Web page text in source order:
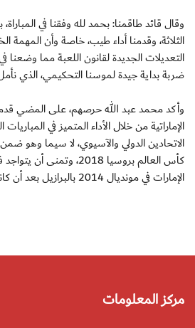
وقال قائد طاقمنا: بحمد لله وفقنا في
الثلاثة، وقدمنا أداء طيب، خاصة وأن المهمة
التعديلات الجديدة لقانون اللعبة مما
ضربة بداية جيدة لموسنا التحكيمي، الذي
وأكد محمد عبد الله حرصهم، على المضي
الإماراتية من خلال الأداء المتميز في
الاتحادين الدولي والآسيوي، لا سيما وهو
كأس العالم بروسيا 2018،
الإمارات في مونديال 2014 بالبرازيل بعد أن كانوا متواجدين بشكل دائم.
مركز المعلومات